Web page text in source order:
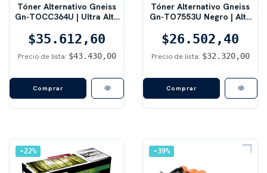
Tóner Alternativo Gneiss
Gn-TOCC364U | Ultra Alto
$35.612,60
Precio de lista: $43.430,00
Tóner Alternativo Gneiss
Gn-TO7553U Negro | Alto
Calidad Láser Consistente
y Máximo Ahorro
$26.502,40
Precio de lista: $32.320,00
22% 39%